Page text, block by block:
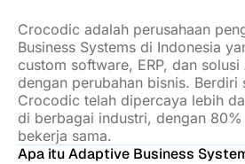
Crocodic adalah perusahaan
Business Systems di Indonesia
custom software, ERP, dan
dengan perubahan bisnis. Berdiri
Crocodic telah dipercaya lebih
di berbagai industri, dengan
bekerja sama.
Apa itu Adaptive Business